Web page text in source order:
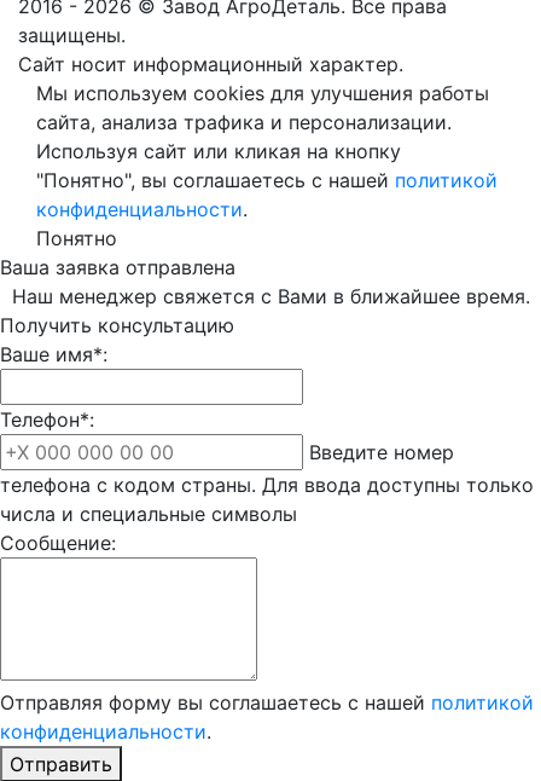
2016 - 2026 © Завод АгроДеталь. Все права
защищены.
Сайт носит информационный характер.
Мы используем cookies для улучшения работы
сайта, анализа трафика и персонализации.
Используя сайт или кликая на кнопку
"Понятно", вы соглашаетесь с нашей политикой
конфиденциальности.
Понятно
Ваша заявка отправлена
Наш менеджер свяжется с Вами в ближайшее время.
Получить консультацию
Ваше имя*:
Телефон*:
Введите номер
телефона с кодом страны. Для ввода доступны только
числа и специальные символы
Сообщение:
Отправляя форму вы соглашаетесь с нашей политикой
конфиденциальности.
Отправить